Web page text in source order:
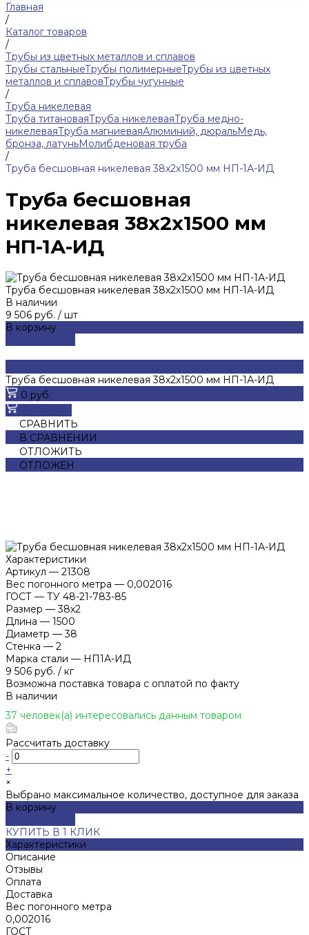
Главная
/
Каталог товаров
/
Трубы из цветных металлов и сплавов
Трубы стальныеТрубы полимерныеТрубы из цветных
металлов и сплавовТрубы чугунные
/
Труба никелевая
Труба титановаяТруба никелеваяТруба медно-
никелеваяТруба магниеваяАлюминий, дюральМедь,
бронза, латуньМолибденовая труба
/
Труба бесшовная никелевая 38х2х1500 мм НП-1А-ИД
Труба бесшовная
никелевая 38х2х1500 мм
НП-1А-ИД
Труба бесшовная никелевая 38х2х1500 мм НП-1А-ИД
В наличии
9 506 руб. / шт
В корзину
Труба бесшовная никелевая 38х2х1500 мм НП-1А-ИД
0 руб.
СРАВНИТЬ
В СРАВНЕНИИ
ОТЛОЖИТЬ
ОТЛОЖЕН
Характеристики
Артикул — 21308
Вес погонного метра — 0,002016
ГОСТ — ТУ 48-21-783-85
Размер — 38х2
Длина — 1500
Диаметр — 38
Стенка — 2
Марка стали — НП1А-ИД
9 506 руб. / кг
Возможна поставка товара с оплатой по факту
В наличии
37 человек(а) интересовались данным товаром
Рассчитать доставку
-
+
×
Выбрано максимальное количество, доступное для заказа
В корзину
КУПИТЬ В 1 КЛИК
Характеристики
Описание
Отзывы
Оплата
Доставка
Вес погонного метра
0,002016
ГОСТ